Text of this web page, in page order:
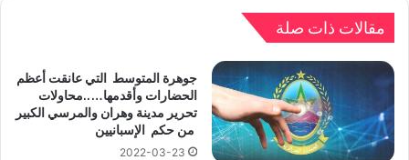
مقالات ذات صلة
جوهرة المتوسط التي عانقت أعظم
الحضارات وأقدمها…..محاولات
تحرير مدينة وهران والمرسي الكبير
من حكم الإسبانيين
2022-03-23